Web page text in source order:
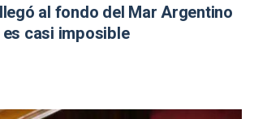
al fondo del Mar Argentino
casi imposible